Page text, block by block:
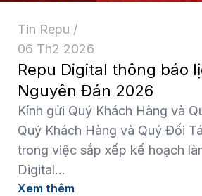
Tin Repu
06 Th2 2026
Repu Digital thông báo
Nguyên Đán 2026
Kính gửi Quý Khách Hàng và
Quý Khách Hàng và Quý Đối
trong việc sắp xếp kế hoạch
Digital...
Xem thêm